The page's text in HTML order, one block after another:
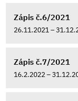
Zápis č.6/2021
26.11.2021 –
Zápis č.7/2021
16.2.2022 –